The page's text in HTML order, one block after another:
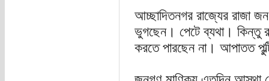
আচ্ছাদিতনগর রাজ্যের রাজা
ভুগছেন। পেটে ব্যথা। কিন্তু
করতে পারছেন না। আপাতত